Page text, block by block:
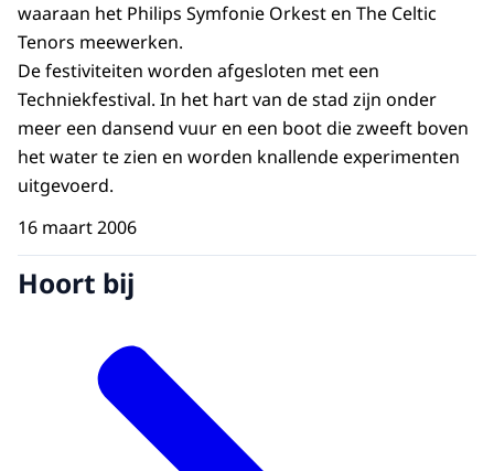
waaraan het Philips Symfonie Orkest en The Celtic
Tenors meewerken.
De festiviteiten worden afgesloten met een
Techniekfestival. In het hart van de stad zijn onder
meer een dansend vuur en een boot die zweeft boven
het water te zien en worden knallende experimenten
uitgevoerd.
16 maart 2006
Hoort bij